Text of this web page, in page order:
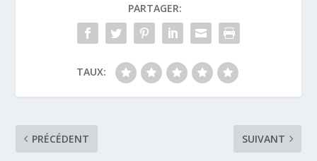
PARTAGER:
TAUX:
PRÉCÉDENT SUIVANT